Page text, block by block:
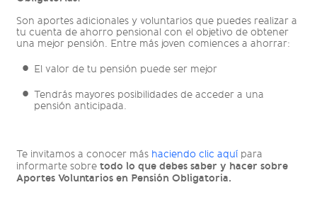
Son aportes adicionales y voluntarios que puedes realizar a
tu cuenta de ahorro pensional con el objetivo de obtener
una mejor pensión. Entre más joven comiences a ahorrar:
El valor de tu pensión puede ser mejor
Tendrás mayores posibilidades de acceder a una
pensión anticipada.
Te invitamos a conocer más haciendo clic aquí para
informarte sobre todo lo que debes saber y hacer sobre
Aportes Voluntarios en Pensión Obligatoria.